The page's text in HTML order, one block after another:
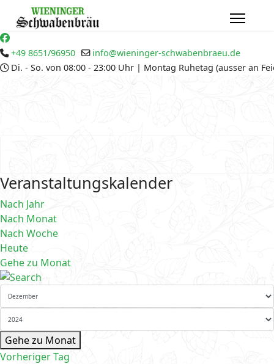
+49 8651/96950
info@wieninger-schwabenbraeu.de
Di. - So. von 08:00 - 23:00 Uhr | Montag Ruhetag (ausser an
Veranstaltungskalender
Nach Jahr
Nach Monat
Nach Woche
Heute
Gehe zu Monat
Gehe zu Monat
Vorheriger Tag